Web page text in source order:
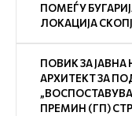
ПОМЕЃУ
ЛОКАЦИЈА
ПОВИК ЗА
АРХИТЕКТ ЗА
ПРЕМИН (ГП)